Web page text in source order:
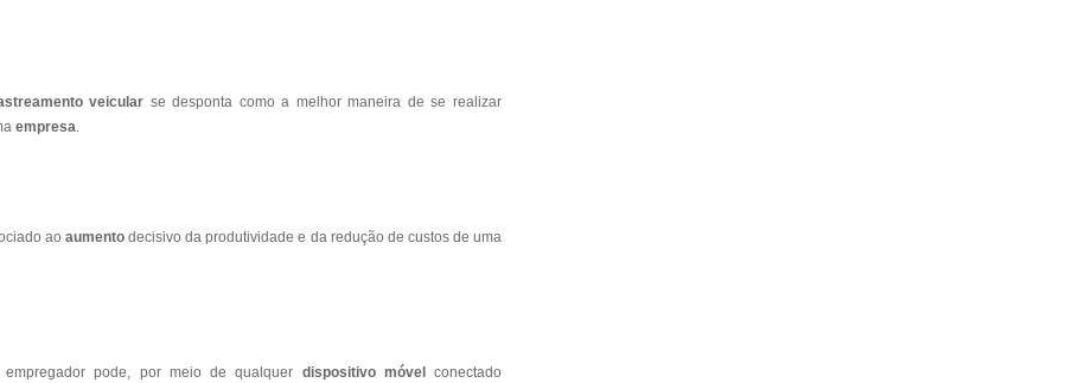
veicular se desponta como a melhor maneira de se realizar
empresa.
ao aumento decisivo da produtividade e da redução de custos de uma
pode, por meio de qualquer dispositivo móvel conectado